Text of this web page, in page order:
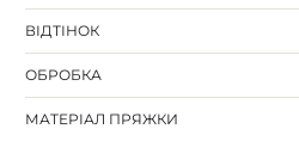
ВІДТІНОК
ОБРОБКА
МАТЕРІАЛ ПРЯЖКИ